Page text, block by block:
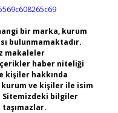
bir marka, kurum
bulunmamaktadır.
makaleler
haber niteliği
kişiler hakkında
kurum ve kişiler ile isim
bilgiler